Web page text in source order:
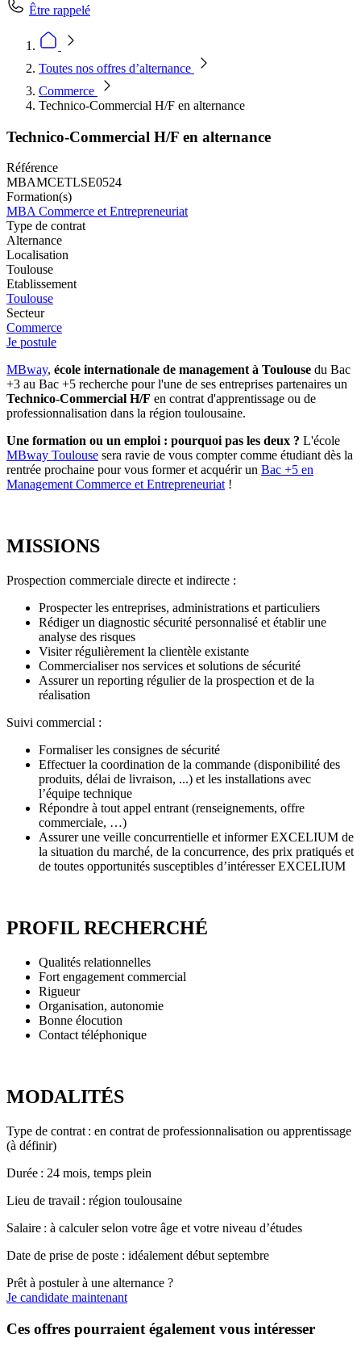
Être rappelé
Toutes nos offres d’alternance
Commerce
Technico-Commercial H/F en alternance
Technico-Commercial H/F en alternance
Référence
MBAMCETLSE0524
Formation(s)
MBA Commerce et Entrepreneuriat
Type de contrat
Alternance
Localisation
Toulouse
Etablissement
Toulouse
Secteur
Commerce
Je postule
MBway, école internationale de management à Toulouse du Bac
+3 au Bac +5 recherche pour l'une de ses entreprises partenaires un
Technico-Commercial H/F en contrat d'apprentissage ou de
professionnalisation dans la région toulousaine.
Une formation ou un emploi : pourquoi pas les deux ? L'école
MBway Toulouse sera ravie de vous compter comme étudiant dès la
rentrée prochaine pour vous former et acquérir un Bac +5 en
Management Commerce et Entrepreneuriat!
MISSIONS
Prospection commerciale directe et indirecte :
Prospecter les entreprises, administrations et particuliers
Rédiger un diagnostic sécurité personnalisé et établir une
analyse des risques
Visiter régulièrement la clientèle existante
Commercialiser nos services et solutions de sécurité
Assurer un reporting régulier de la prospection et de la
réalisation
Suivi commercial :
Formaliser les consignes de sécurité
Effectuer la coordination de la commande (disponibilité des
produits, délai de livraison, ...) et les installations avec
l’équipe technique
Répondre à tout appel entrant (renseignements, offre
commerciale, …)
Assurer une veille concurrentielle et informer EXCELIUM de
la situation du marché, de la concurrence, des prix pratiqués et
de toutes opportunités susceptibles d’intéresser EXCELIUM
PROFIL RECHERCHÉ
Qualités relationnelles
Fort engagement commercial
Rigueur
Organisation, autonomie
Bonne élocution
Contact téléphonique
MODALITÉS
Type de contrat : en contrat de professionnalisation ou apprentissage
(à définir)
Durée : 24 mois, temps plein
Lieu de travail : région toulousaine
Salaire : à calculer selon votre âge et votre niveau d’études
Date de prise de poste : idéalement début septembre
Prêt à postuler à une alternance ?
Je candidate maintenant
Ces offres pourraient également vous intéresser